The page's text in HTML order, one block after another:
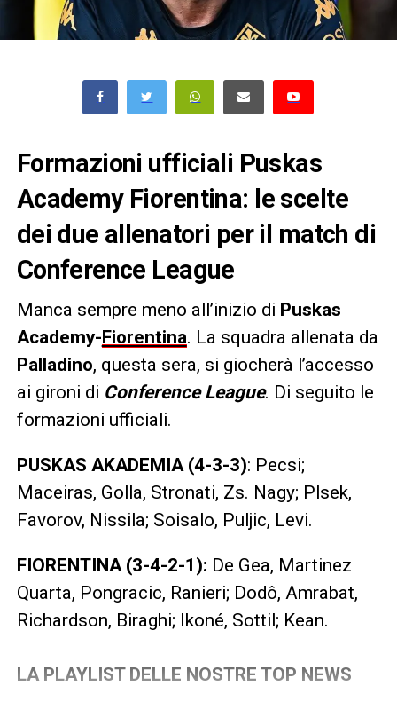
Formazioni ufficiali Puskas
Academy Fiorentina: le scelte
dei due allenatori per il match di
Conference League
Manca sempre meno all’inizio di Puskas
Academy-Fiorentina. La squadra allenata da
Palladino, questa sera, si giocherà l’accesso
ai gironi di Conference League. Di seguito le
formazioni ufficiali.
PUSKAS AKADEMIA (4-3-3): Pecsi;
Maceiras, Golla, Stronati, Zs. Nagy; Plsek,
Favorov, Nissila; Soisalo, Puljic, Levi.
FIORENTINA (3-4-2-1): De Gea, Martinez
Quarta, Pongracic, Ranieri; Dodô, Amrabat,
Richardson, Biraghi; Ikoné, Sottil; Kean.
LA PLAYLIST DELLE NOSTRE TOP NEWS